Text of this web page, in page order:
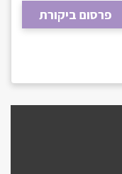
פרסום ביקורת